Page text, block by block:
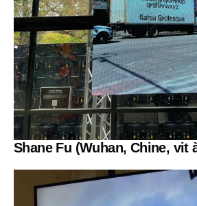
Shane Fu (Wuhan, Chine, vit